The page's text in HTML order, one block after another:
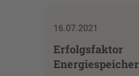
16.07.2021
Erfolgsfaktor
Energiespeicher